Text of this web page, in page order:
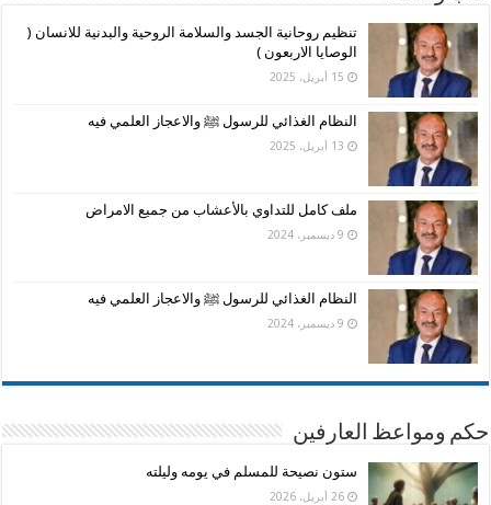
تنظيم روحانية الجسد والسلامة الروحية والبدنية للانسان (
الوصايا الاربعون )
15 أبريل، 2025
النظام الغذائي للرسول ﷺ والاعجاز العلمي فيه
13 أبريل، 2025
ملف كامل للتداوي بالأعشاب من جميع الامراض
9 ديسمبر، 2024
النظام الغذائي للرسول ﷺ والاعجاز العلمي فيه
9 ديسمبر، 2024
حكم ومواعظ العارفين
ستون نصيحة للمسلم في يومه وليلته
26 أبريل، 2026